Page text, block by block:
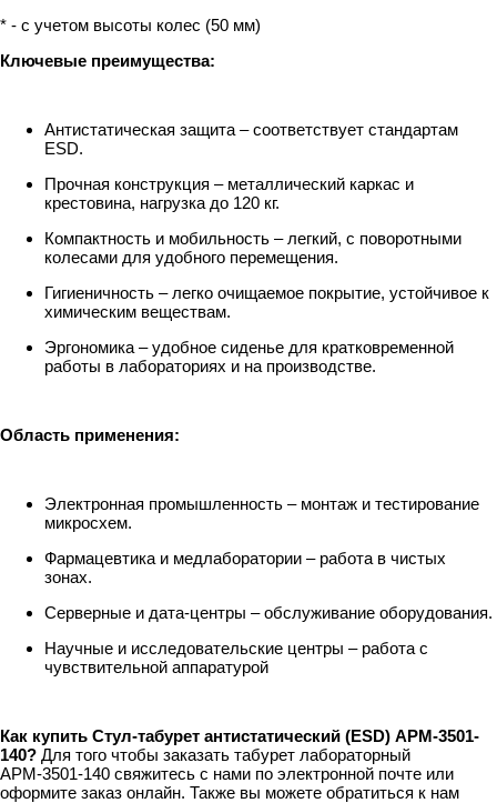
* - с учетом высоты колес (50 мм)
Ключевые преимущества:
Антистатическая защита – соответствует стандартам
ESD.
Прочная конструкция – металлический каркас и
крестовина, нагрузка до 120 кг.
Компактность и мобильность – легкий, с поворотными
колесами для удобного перемещения.
Гигиеничность – легко очищаемое покрытие, устойчивое к
химическим веществам.
Эргономика – удобное сиденье для кратковременной
работы в лабораториях и на производстве.
Область применения:
Электронная промышленность – монтаж и тестирование
микросхем.
Фармацевтика и медлаборатории – работа в чистых
зонах.
Серверные и дата-центры – обслуживание оборудования.
Научные и исследовательские центры – работа с
чувствительной аппаратурой
Как купить Стул-табурет антистатический (ESD) АРМ-3501-
140? Для того чтобы заказать табурет лабораторный
АРМ-3501-140 свяжитесь с нами по электронной почте или
оформите заказ онлайн. Также вы можете обратиться к нам